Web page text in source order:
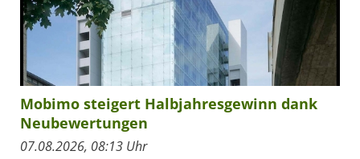
Mobimo steigert Halbjahresgewinn dank
Neubewertungen
07.08.2026, 08:13 Uhr